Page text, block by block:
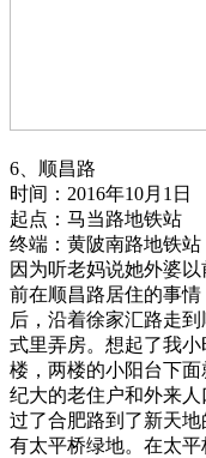
6、顺昌路
时间：2016年10月1日
起点：马当路地铁站
终端：黄陂南路地铁站
因为听老妈说她外婆
前在顺昌路居住的事
后，沿着徐家汇路走
式里弄房。想起了我
楼，两楼的小阳台下
纪大的老住户和外来人
过了合肥路到了新天
有太平桥绿地。在太平